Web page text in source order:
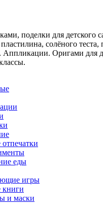
поделки для детского
солёного
Аппликации. Оригами для
отпечатки
еды
игры
книги
и маски